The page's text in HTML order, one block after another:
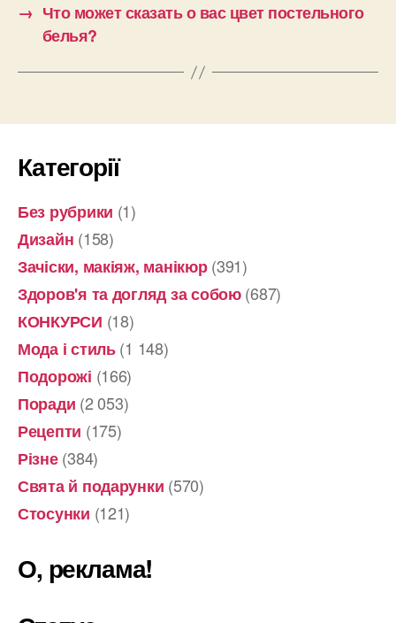
→ Что может сказать о вас цвет постельного
белья?
Категорії
Без рубрики (1)
Дизайн (158)
Зачіски, макіяж, манікюр(391)
Здоров'я та догляд за собою(687)
КОНКУРСИ (18)
Мода і стиль(1 148)
Подорожі (166)
Поради (2 053)
Рецепти (175)
Різне(384)
Свята й подарунки (570)
Стосунки (121)
О, реклама!